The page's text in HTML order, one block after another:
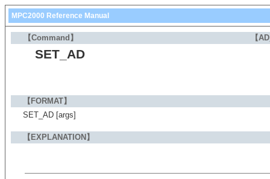
MPC2000 Reference Manual
【Command】 【
SET_AD
【FORMAT】
SET_AD [args]
【EXPLANATION】